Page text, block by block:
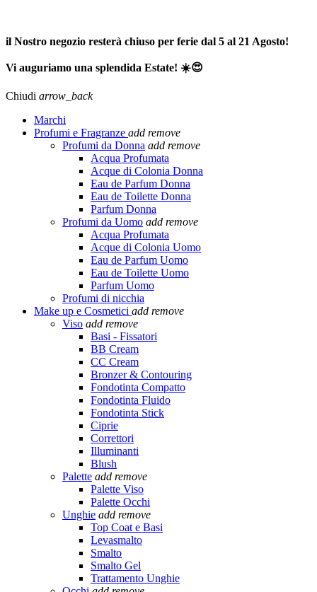
il Nostro negozio resterà chiuso per ferie dal 5 al 21 Agosto!
Vi auguriamo una splendida Estate! ☀️😍
Chiudi arrow_back
Marchi
Profumi e Fragranze add remove
Profumi da Donna add remove
Acqua Profumata
Acque di Colonia Donna
Eau de Parfum Donna
Eau de Toilette Donna
Parfum Donna
Profumi da Uomo add remove
Acqua Profumata
Acque di Colonia Uomo
Eau de Parfum Uomo
Eau de Toilette Uomo
Parfum Uomo
Profumi di nicchia
Make up e Cosmetici add remove
Viso add remove
Basi - Fissatori
BB Cream
CC Cream
Bronzer & Contouring
Fondotinta Compatto
Fondotinta Fluido
Fondotinta Stick
Ciprie
Correttori
Illuminanti
Blush
Palette add remove
Palette Viso
Palette Occhi
Unghie add remove
Top Coat e Basi
Levasmalto
Smalto
Smalto Gel
Trattamento Unghie